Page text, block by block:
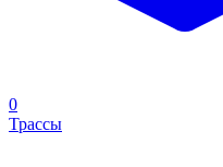
0
Трассы